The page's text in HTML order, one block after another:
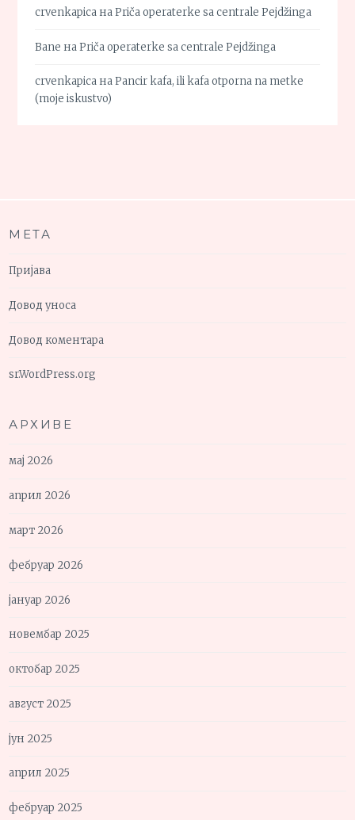
crvenkapica наPriča operaterke sa centrale Pejdžinga
Bane наPriča operaterke sa centrale Pejdžinga
crvenkapica наPancir kafa, ili kafa otporna na metke
(moje iskustvo)
МЕТА
Пријава
Довод уноса
Довод коментара
sr.WordPress.org
АРХИВЕ
мај 2026
април 2026
март 2026
фебруар 2026
јануар 2026
новембар 2025
октобар 2025
август 2025
јун 2025
април 2025
фебруар 2025